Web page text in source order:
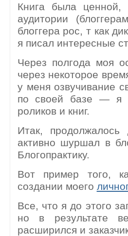
Книга была
аудитории
блоггера рос, т как
я писал интересные
Через полгода моя
через некоторое
у меня озвучивание
по своей базе — я
роликов и книг.
Итак,
активно шуршал в
Блогопрактику.
Вот пример того,
создании моего
Все, что я до этого
но в результате
расширился и